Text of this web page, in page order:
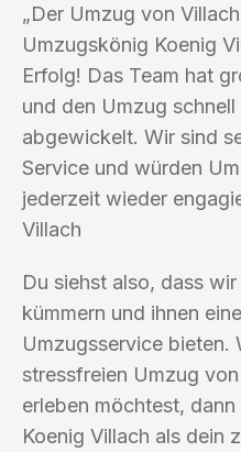
„Der Umzug von
Umzugskönig Koenig
Erfolg! Das Team hat
und den Umzug
abgewickelt. Wir sind
Service und würden
jederzeit wieder
Villach
Du siehst also, dass
kümmern und ihnen
Umzugsservice bieten.
stressfreien Umzug
erleben möchtest,
Koenig Villach als dein